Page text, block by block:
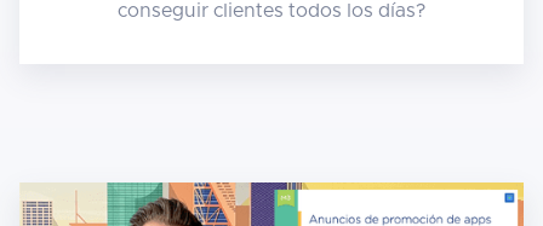
conseguir clientes todos los días?